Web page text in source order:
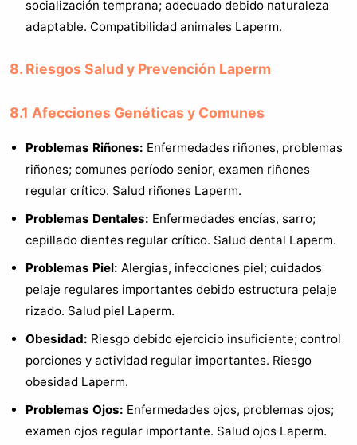
socialización temprana; adecuado debido naturaleza
adaptable. Compatibilidad animales Laperm.
8. Riesgos Salud y Prevención Laperm
8.1 Afecciones Genéticas y Comunes
Problemas Riñones: Enfermedades riñones, problemas
riñones; comunes período senior, examen riñones
regular crítico. Salud riñones Laperm.
Problemas Dentales: Enfermedades encías, sarro;
cepillado dientes regular crítico. Salud dental Laperm.
Problemas Piel: Alergias, infecciones piel; cuidados
pelaje regulares importantes debido estructura pelaje
rizado. Salud piel Laperm.
Obesidad: Riesgo debido ejercicio insuficiente; control
porciones y actividad regular importantes. Riesgo
obesidad Laperm.
Problemas Ojos: Enfermedades ojos, problemas ojos;
examen ojos regular importante. Salud ojos Laperm.